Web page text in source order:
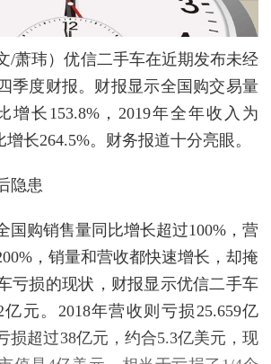
/萧玮）优信二手车在近期发布未经
季度财报。财报显示全国购交易量
增长153.8%，2019年全年收入为
增长264.5%。财务报道十分亮眼。
隐患
国购销售量同比增长超过100%，营
，销量和营收都快速增长，却掩
亏损的现状，财报显示优信二手车
亿元。2018年营收则亏损25.659亿
损超过38亿元，约合5.3亿美元，现